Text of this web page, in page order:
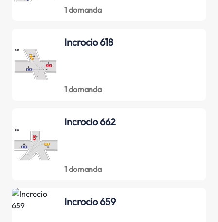
1 domanda
Incrocio 618
1 domanda
Incrocio 662
1 domanda
Incrocio 659